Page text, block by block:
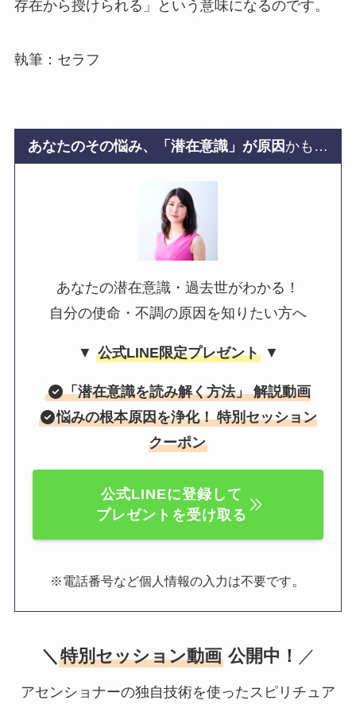
存在から授けられる」という意味になるのです。
執筆：セラフ
あなたのその悩み、「潜在意識」が原因 かも…
あなたの潜在意識・過去世がわかる！
自分の使命・不調の原因を知りたい方へ
▼ 公式LINE限定プレゼント▼
「潜在意識を読み解く方法」 解説動画
悩みの根本原因を浄化！ 特別セッション
クーポン
公式LINEに登録して
プレゼントを受け取る
※電話番号など個人情報の入力は不要です。
＼ 特別セッション動画公開中！ ／
アセンショナーの独自技術を使ったスピリチュア